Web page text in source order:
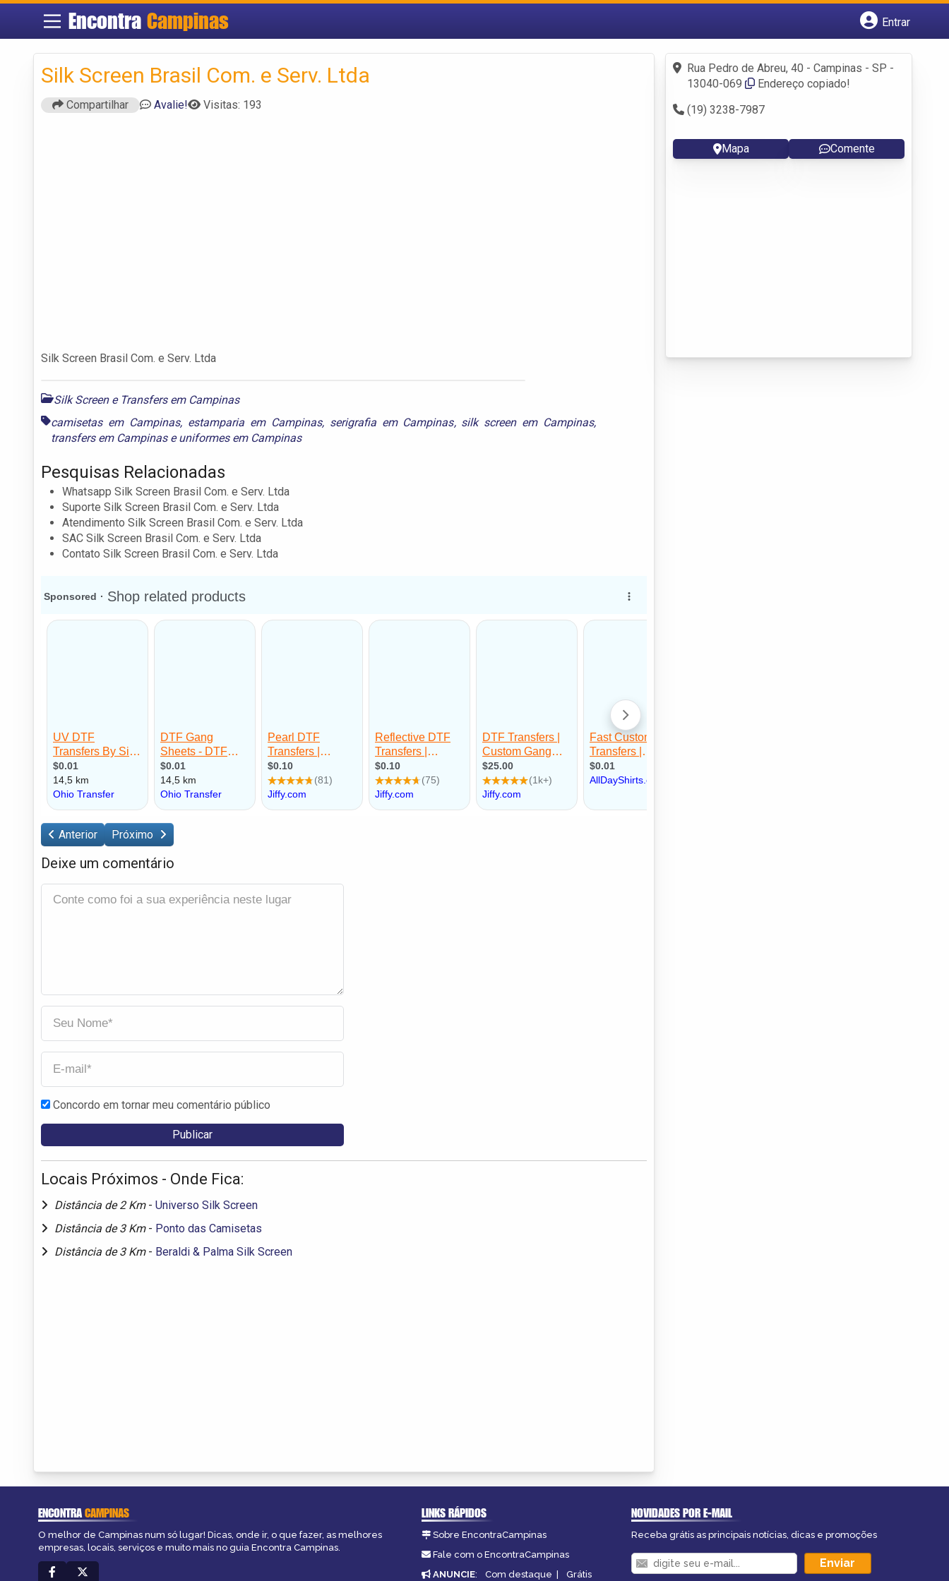
EncontraCampinas
Entrar
Fazer login
Criar conta
Silk Screen Brasil Com. e Serv. Ltda
Compartilhar Avalie! Visitas: 193
Silk Screen Brasil Com. e Serv. Ltda
Silk Screen e Transfers em Campinas
camisetas em Campinas, estamparia em Campinas, serigrafia em Campinas, silk screen em Campinas,
transfers em Campinaseuniformes em Campinas
Pesquisas Relacionadas
Whatsapp Silk Screen Brasil Com. e Serv. Ltda
Suporte Silk Screen Brasil Com. e Serv. Ltda
Atendimento Silk Screen Brasil Com. e Serv. Ltda
SAC Silk Screen Brasil Com. e Serv. Ltda
Contato Silk Screen Brasil Com. e Serv. Ltda
Anterior Próximo
Deixe um comentário
Concordo em tornar meu comentário público
Locais Próximos - Onde Fica:
Distância de 2 Km - Universo Silk Screen
Distância de 3 Km - Ponto das Camisetas
Distância de 3 Km - Beraldi & Palma Silk Screen
Rua Pedro de Abreu, 40 - Campinas - SP -
13040-069
Endereço copiado!
(19) 3238-7987
Mapa Comente
ENCONTRACAMPINAS
O melhor de Campinas num só lugar! Dicas, onde ir, o que fazer, as melhores
empresas, locais, serviços e muito mais no guia Encontra Campinas.
LINKS RÁPIDOS
Sobre EncontraCampinas
Fale com o EncontraCampinas
ANUNCIE: Com destaque | Grátis
NOVIDADES POR E-MAIL
Receba grátis as principais notícias, dicas e promoções